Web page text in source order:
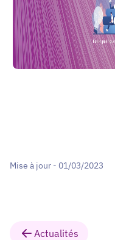
Mise à jour - 01/03/2023
Actualités